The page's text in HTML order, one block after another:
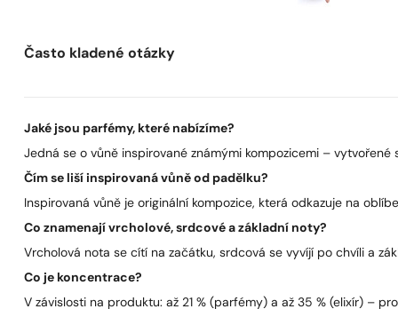
Často kladené otázky
Jaké jsou parfémy, které nabízíme?
Jedná se o vůně inspirované známými kompozicemi –
Čím se liší inspirovaná vůně od padělku?
Inspirovaná vůně je originální kompozice, která odkazuje na
Co znamenají vrcholové, srdcové a základní noty?
Vrcholová nota se cítí na začátku, srdcová se vyvíjí po chvíli a
Co je koncentrace?
V závislosti na produktu: až 21 % (parfémy) a až 35 % (elixír) –